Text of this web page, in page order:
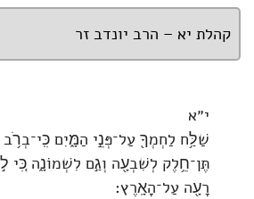
קהלת יא – הרב יונדב זר
י״א
שַׁלַּ֥ח לַחְמְךָ֖ עַל־פְּנֵ֣י הַמָּ֑יִם כִּֽי־בְרֹ֥ב
תֶּן־חֵ֥לֶק לְשִׁבְעָ֖ה וְגַ֣ם לִשְׁמוֹנָ֑ה כִּ֚י
רָעָ֖ה עַל־הָאָֽרֶץ׃